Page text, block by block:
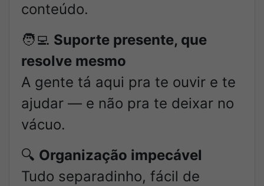
conteúdo.
🧑‍💻 Suporte presente, que
resolve mesmo
A gente tá aqui pra te ouvir e te
ajudar — e não pra te deixar no
vácuo.
🔍 Organização impecável
Tudo separadinho, fácil de